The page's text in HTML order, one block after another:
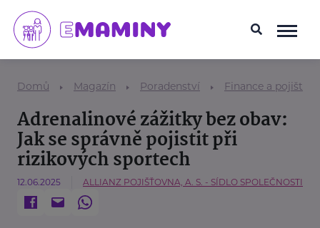
Domů Magazín Poradenství Finance a pojištění
Adrenalinové zážitky bez obav:
Jak se správně pojistit při
rizikových sportech
12.06.2025 ALLIANZ POJIŠŤOVNA, A. S. - SÍDLO SPOLEČNOSTI